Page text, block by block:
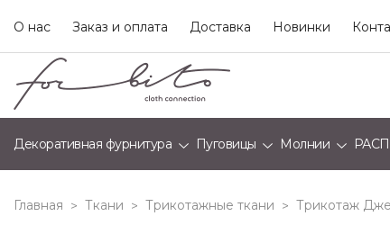
О нас Заказ и оплата Доставка Новинки
Декоративная фурнитура Пуговицы Молнии
Главная > Ткани > Трикотажные ткани > Трикотаж